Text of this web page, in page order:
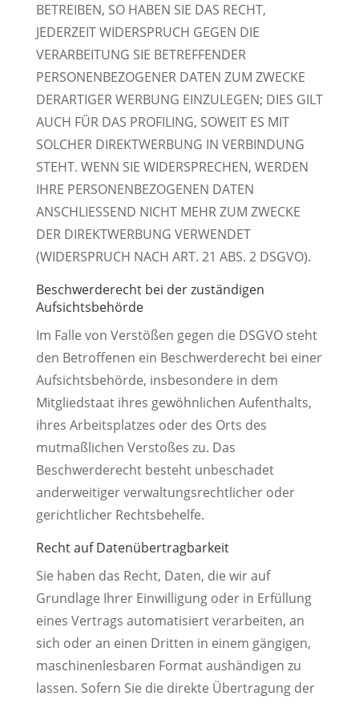
BETREIBEN, SO HABEN SIE DAS RECHT,
JEDERZEIT WIDERSPRUCH GEGEN DIE
VERARBEITUNG SIE BETREFFENDER
PERSONENBEZOGENER DATEN ZUM ZWECKE
DERARTIGER WERBUNG EINZULEGEN; DIES GILT
AUCH FÜR DAS PROFILING, SOWEIT ES MIT
SOLCHER DIREKTWERBUNG IN VERBINDUNG
STEHT. WENN SIE WIDERSPRECHEN, WERDEN
IHRE PERSONENBEZOGENEN DATEN
ANSCHLIESSEND NICHT MEHR ZUM ZWECKE
DER DIREKTWERBUNG VERWENDET
(WIDERSPRUCH NACH ART. 21 ABS. 2 DSGVO).
Beschwerde­recht bei der zuständigen
Aufsichts­behörde
Im Falle von Verstößen gegen die DSGVO steht
den Betroffenen ein Beschwerderecht bei einer
Aufsichtsbehörde, insbesondere in dem
Mitgliedstaat ihres gewöhnlichen Aufenthalts,
ihres Arbeitsplatzes oder des Orts des
mutmaßlichen Verstoßes zu. Das
Beschwerderecht besteht unbeschadet
anderweitiger verwaltungsrechtlicher oder
gerichtlicher Rechtsbehelfe.
Recht auf Daten­übertrag­barkeit
Sie haben das Recht, Daten, die wir auf
Grundlage Ihrer Einwilligung oder in Erfüllung
eines Vertrags automatisiert verarbeiten, an
sich oder an einen Dritten in einem gängigen,
maschinenlesbaren Format aushändigen zu
lassen. Sofern Sie die direkte Übertragung der